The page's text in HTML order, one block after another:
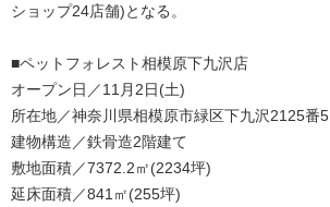
ショップ24店舗)となる。
■ペットフォレスト相模原下九沢店
オープン日／11月2日(土)
所在地／神奈川県相模原市緑区下九沢2125番5
建物構造／鉄骨造2階建て
敷地面積／7372.2㎡(2234坪)
延床面積／841㎡(255坪)